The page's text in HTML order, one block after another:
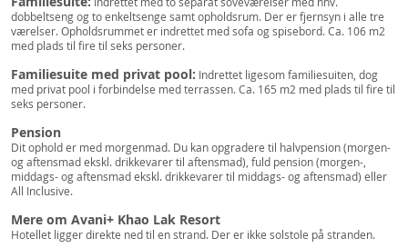
dobbeltseng og to enkeltsenge samt opholdsrum. Der er fjernsyn i alle tre
værelser. Opholdsrummet er indrettet med sofa og spisebord. Ca. 106 m2
med plads til fire til seks personer.
Familiesuite med privat pool: Indrettet ligesom familiesuiten, dog
med privat pool i forbindelse med terrassen. Ca. 165 m2 med plads til fire til
seks personer.
Pension
Dit ophold er med morgenmad. Du kan opgradere til halvpension (morgen-
og aftensmad ekskl. drikkevarer til aftensmad), fuld pension (morgen-,
middags- og aftensmad ekskl. drikkevarer til middags- og aftensmad) eller
All Inclusive.
Mere om Avani+ Khao Lak Resort
Hotellet ligger direkte ned til en strand. Der er ikke solstole på stranden.